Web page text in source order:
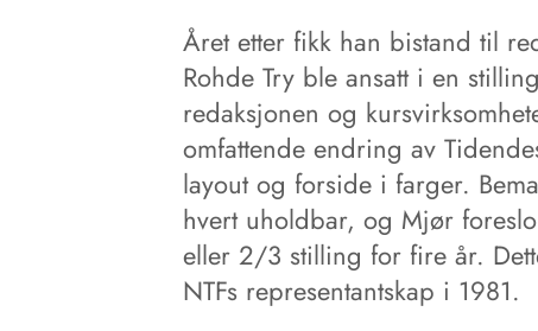
Året etter fikk han bistand til
Rohde Try ble ansatt i en
redaksjonen og
omfattende endring av
layout og forside i farger.
hvert uholdbar, og Mjør
eller 2/3 stilling for fire år.
NTFs representantskap i 1981.